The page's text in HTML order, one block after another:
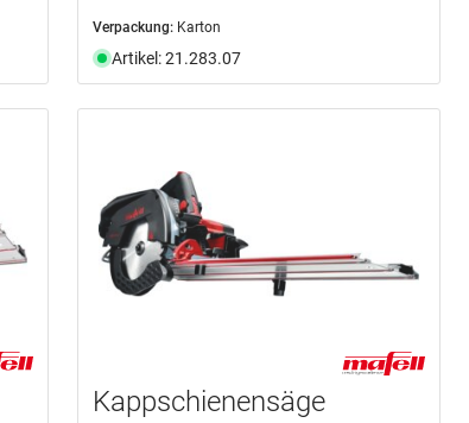
Verpackung: Karton
Artikel: 21.283.07
Kappschienensäge